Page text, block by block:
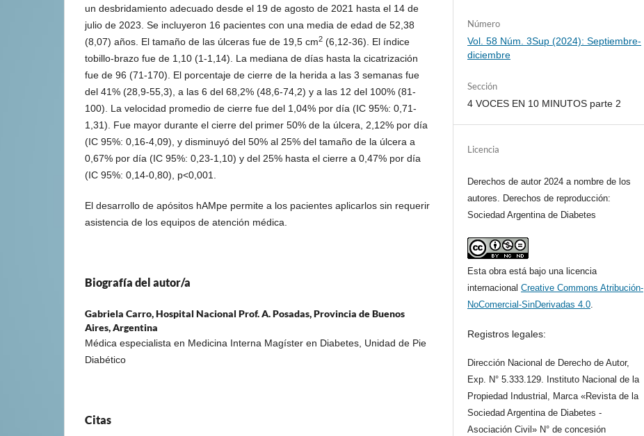
un desbridamiento adecuado desde el 19 de agosto de 2021 hasta el 14 de
julio de 2023. Se incluyeron 16 pacientes con una media de edad de 52,38
(8,07) años. El tamaño de las úlceras fue de 19,5 cm2 (6,12-36). El índice
tobillo-brazo fue de 1,10 (1-1,14). La mediana de días hasta la cicatrización
fue de 96 (71-170). El porcentaje de cierre de la herida a las 3 semanas fue
del 41% (28,9-55,3), a las 6 del 68,2% (48,6-74,2) y a las 12 del 100% (81-
100). La velocidad promedio de cierre fue del 1,04% por día (IC 95%: 0,71-
1,31). Fue mayor durante el cierre del primer 50% de la úlcera, 2,12% por día
(IC 95%: 0,16-4,09), y disminuyó del 50% al 25% del tamaño de la úlcera a
0,67% por día (IC 95%: 0,23-1,10) y del 25% hasta el cierre a 0,47% por día
(IC 95%: 0,14-0,80), p<0,001.
El desarrollo de apósitos hAMpe permite a los pacientes aplicarlos sin requerir
asistencia de los equipos de atención médica.
Biografía del autor/a
Gabriela Carro,Hospital Nacional Prof. A. Posadas, Provincia de Buenos
Aires, Argentina
Médica especialista en Medicina Interna Magíster en Diabetes, Unidad de Pie
Diabético
Citas
Número
Vol. 58 Núm. 3Sup (2024): Septiembre-
diciembre
Sección
4 VOCES EN 10 MINUTOS parte 2
Licencia
Derechos de autor 2024 a nombre de los
autores. Derechos de reproducción:
Sociedad Argentina de Diabetes
Esta obra está bajo una licencia
internacionalCreative Commons Atribución-
NoComercial-SinDerivadas 4.0.
Registros legales:
Dirección Nacional de Derecho de Autor,
Exp. N° 5.333.129. Instituto Nacional de la
Propiedad Industrial, Marca «Revista de la
Sociedad Argentina de Diabetes -
Asociación Civil» N° de concesión